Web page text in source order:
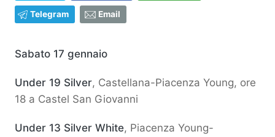
Telegram Email
Sabato 17 gennaio
Under 19 Silver, Castellana-Piacenza Young, ore
18 a Castel San Giovanni
Under 13 Silver White, Piacenza Young-